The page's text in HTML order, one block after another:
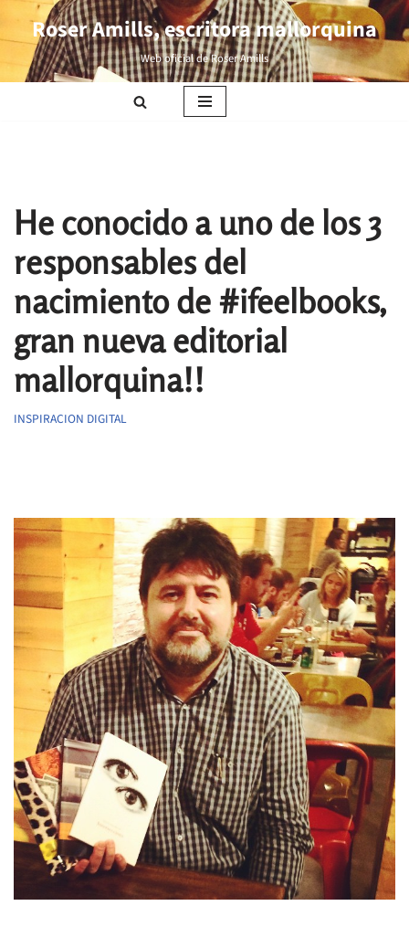
Saltar
al
Roser Amills, escritora mallorquina
Web oficial de Roser Amills
He conocido a uno de los 3
responsables del
nacimiento de #ifeelbooks,
gran nueva editorial
mallorquina!!
INSPIRACION DIGITAL